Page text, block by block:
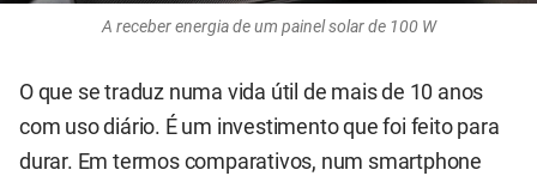
A receber energia de um painel solar de 100 W
O que se traduz numa vida útil de mais de 10 anos
com uso diário. É um investimento que foi feito para
durar. Em termos comparativos, num smartphone